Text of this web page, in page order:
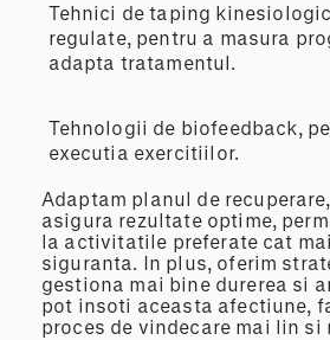
Tehnici de taping
regulate, pentru a masura
adapta tratamentul.
Tehnologii de biofeedback,
executia exercitiilor.
Adaptam planul de
asigura rezultate optime,
la activitatile preferate cat
siguranta. In plus, oferim
gestiona mai bine durerea si
pot insoti aceasta afectiune,
proces de vindecare mai lin si